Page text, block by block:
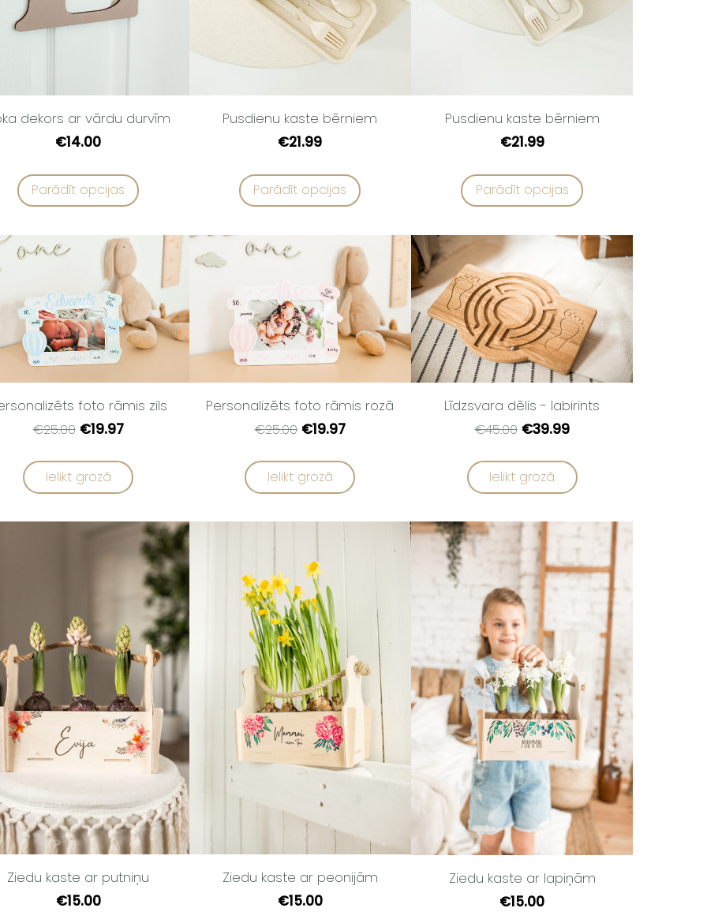
dekors ar vārdu durvīm
€14.00
Parādīt opcijas
Pusdienu kaste bērniem
€21.99
Parādīt opcijas
Pusdienu kaste bērniem
€21.99
Parādīt opcijas
foto rāmis zils
€25.00 €19.97
Ielikt grozā
Personalizēts foto rāmis rozā
€25.00 €19.97
Ielikt grozā
Līdzsvara dēlis - labirints
€45.00 €39.99
Ielikt grozā
Ziedu kaste ar putniņu
€15.00
Ziedu kaste ar peonijām
€15.00
Ziedu kaste ar lapiņām
€15.00